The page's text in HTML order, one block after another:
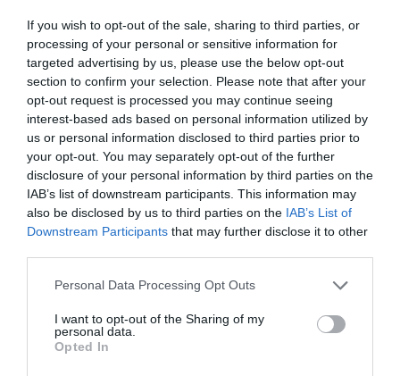
If you wish to opt-out of the sale, sharing to third parties, or
processing of your personal or sensitive information for
targeted advertising by us, please use the below opt-out
section to confirm your selection. Please note that after your
opt-out request is processed you may continue seeing
interest-based ads based on personal information utilized by
us or personal information disclosed to third parties prior to
your opt-out. You may separately opt-out of the further
disclosure of your personal information by third parties on the
IAB’s list of downstream participants. This information may
also be disclosed by us to third parties on the IAB’s List of
Downstream Participants that may further disclose it to other
Please note that this website/app uses one or more Google
not limited to your visit or usage behaviour. You may click to
grant or deny consent to Google and its third-party tags to
use your data for below specified purposes in below Google
Personal Data Processing Opt Outs
I want to opt-out of the Sharing of my
personal data.
Opted In
Ha a tartományba utaznánk, érdemes úti
beszámolónkat is elolvasni:Ezt az úti célt fel
kell tenni a térképünkre!
AZ ÁLLATBARÁTOKNAK:
SVÉDORSZÁG